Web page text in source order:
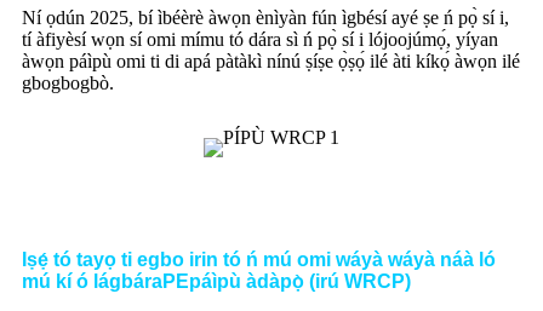
Ní ọdún 2025, bí ìbéèrè àwọn ènìyàn fún ìgbésí ayé ṣe ń pọ̀ sí i,
tí àfiyèsí wọn sí omi mímu tó dára sì ń pọ̀ sí i lójoojúmọ́, yíyan
àwọn páìpù omi ti di apá pàtàkì nínú ṣíṣe ọ̀ṣọ́ ilé àti kíkọ́ àwọn ilé
gbogbogbò.
Iṣẹ́ tó tayọ ti egbo irin tó ń mú omi wáyà wáyà náà ló
mú kí ó lágbáraPEpáìpù àdàpọ̀ (irú WRCP)